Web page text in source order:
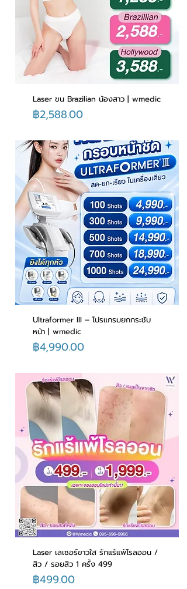
Laser ขน Brazilian น้องสาว | wmedic
ราคา
฿2,588.00
Ultraformer III – โปรแกรมยกกระชับ
หน้า | wmedic
ราคา
฿4,990.00
Laser เลเซอร์ขาวใส รักแร้แพ้โรลออน /
สิว / รอยสิว 1 ครั้ง 499
ราคา
฿499.00